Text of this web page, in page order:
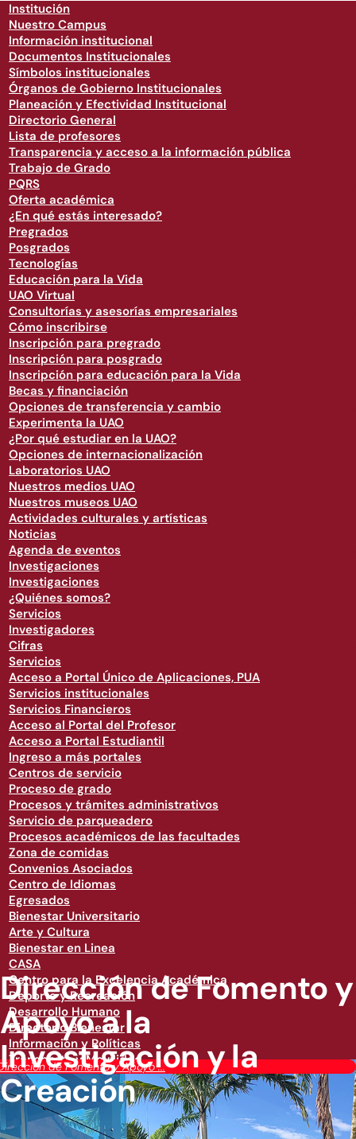
Institución
Nuestro Campus
Información institucional
Documentos Institucionales
Símbolos institucionales
Órganos de Gobierno Institucionales
Planeación y Efectividad Institucional
Directorio General
Lista de profesores
Transparencia y acceso a la información pública
Trabajo de Grado
PQRS
Oferta académica
¿En qué estás interesado?
Pregrados
Posgrados
Tecnologías
Educación para la Vida
UAO Virtual
Consultorías y asesorías empresariales
Cómo inscribirse
Inscripción para pregrado
Inscripción para posgrado
Inscripción para educación para la Vida
Becas y financiación
Opciones de transferencia y cambio
Experimenta la UAO
¿Por qué estudiar en la UAO?
Opciones de internacionalización
Laboratorios UAO
Nuestros medios UAO
Nuestros museos UAO
Actividades culturales y artísticas
Noticias
Agenda de eventos
Investigaciones
Investigaciones
¿Quiénes somos?
Servicios
Investigadores
Cifras
Servicios
Acceso a Portal Único de Aplicaciones, PUA
Servicios institucionales
Servicios Financieros
Acceso al Portal del Profesor
Acceso a Portal Estudiantil
Ingreso a más portales
Centros de servicio
Proceso de grado
Procesos y trámites administrativos
Servicio de parqueadero
Procesos académicos de las facultades
Zona de comidas
Convenios Asociados
Centro de Idiomas
Egresados
Bienestar Universitario
Arte y Cultura
Bienestar en Linea
CASA
Centro para la Excelencia Académica
Deporte y Recreación
Desarrollo Humano
Directorio Bienestar
Información y Políticas
Transporte y Movilidad
de Fomento y Apoyo ...
Dirección de Fomento y
Apoyo a la
Investigación y la
Creación